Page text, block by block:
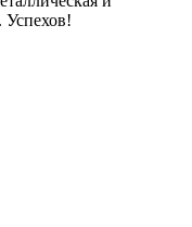
Успехов!